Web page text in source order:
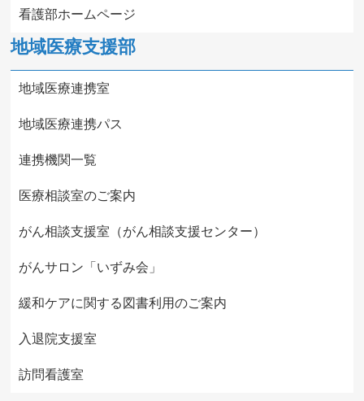
看護部ホームページ
地域医療支援部
地域医療連携室
地域医療連携パス
連携機関一覧
医療相談室のご案内
がん相談支援室（がん相談支援センター）
がんサロン「いずみ会」
緩和ケアに関する図書利用のご案内
入退院支援室
訪問看護室